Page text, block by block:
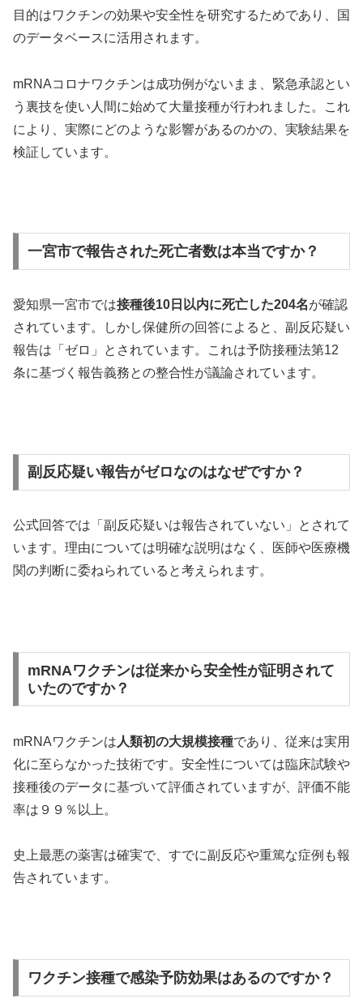
目的はワクチンの効果や安全性を研究するためであり、国
のデータベースに活用されます。
mRNAコロナワクチンは成功例がないまま、緊急承認とい
う裏技を使い人間に始めて大量接種が行われました。これ
により、実際にどのような影響があるのかの、実験結果を
検証しています。
一宮市で報告された死亡者数は本当ですか？
愛知県一宮市では接種後10日以内に死亡した204名が確認
されています。しかし保健所の回答によると、副反応疑い
報告は「ゼロ」とされています。これは予防接種法第12
条に基づく報告義務との整合性が議論されています。
副反応疑い報告がゼロなのはなぜですか？
公式回答では「副反応疑いは報告されていない」とされて
います。理由については明確な説明はなく、医師や医療機
関の判断に委ねられていると考えられます。
mRNAワクチンは従来から安全性が証明されて
いたのですか？
mRNAワクチンは 人類初の大規模接種であり、従来は実用
化に至らなかった技術です。安全性については臨床試験や
接種後のデータに基づいて評価されていますが、評価不能
率は９９％以上。
史上最悪の薬害は確実で、すでに副反応や重篤な症例も報
告されています。
ワクチン接種で感染予防効果はあるのですか？